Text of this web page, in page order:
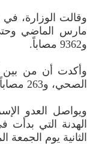
و9362 مصاباً.
الصحي، و263 مصاباً، وتضرر 16 مستشفى.
ويواصل العدو
الثانية يوم الجمعة